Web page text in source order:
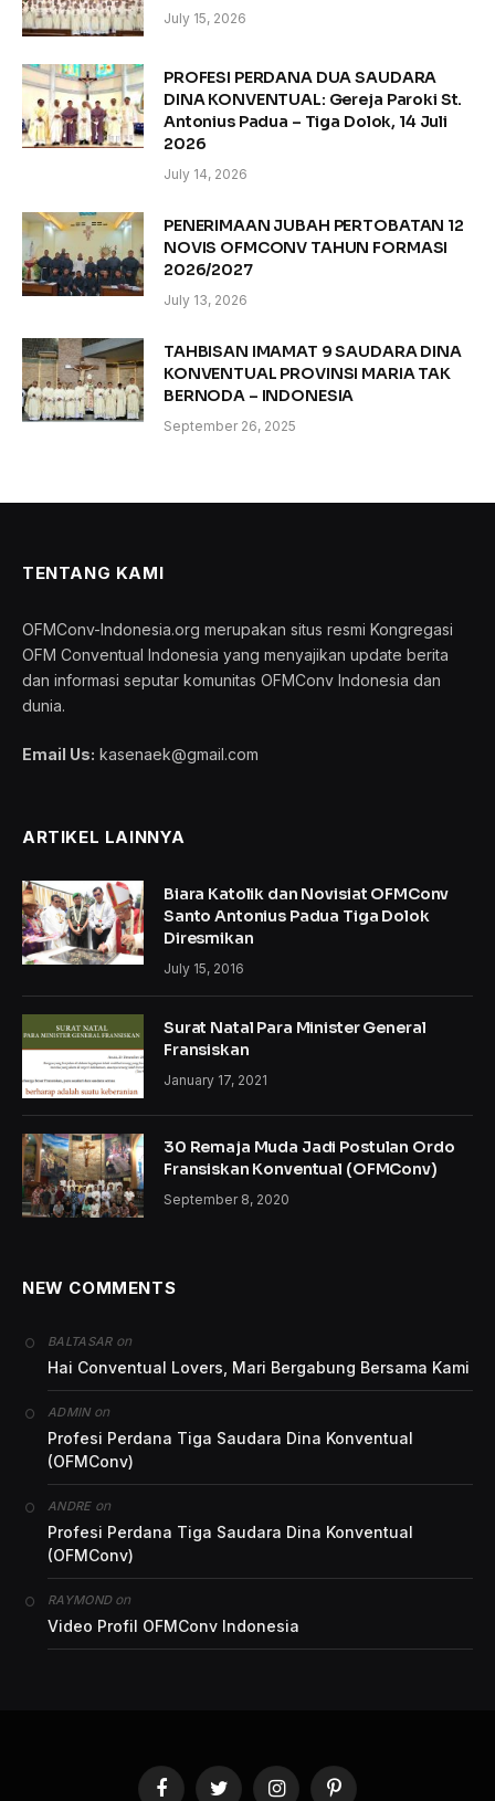
July 15, 2026
PROFESI PERDANA DUA SAUDARA
DINA KONVENTUAL: Gereja Paroki St.
Antonius Padua – Tiga Dolok, 14 Juli
2026
July 14, 2026
PENERIMAAN JUBAH PERTOBATAN 12
NOVIS OFMCONV TAHUN FORMASI
2026/2027
July 13, 2026
TAHBISAN IMAMAT 9 SAUDARA DINA
KONVENTUAL PROVINSI MARIA TAK
BERNODA – INDONESIA
September 26, 2025
TENTANG KAMI
OFMConv-Indonesia.org merupakan situs resmi Kongregasi
OFM Conventual Indonesia yang menyajikan update berita
dan informasi seputar komunitas OFMConv Indonesia dan
dunia.
Email Us: kasenaek@gmail.com
ARTIKEL LAINNYA
Biara Katolik dan Novisiat OFMConv
Santo Antonius Padua Tiga Dolok
Diresmikan
July 15, 2016
Surat Natal Para Minister General
Fransiskan
January 17, 2021
30 Remaja Muda Jadi Postulan Ordo
Fransiskan Konventual (OFMConv)
September 8, 2020
NEW COMMENTS
BALTASARon
Hai Conventual Lovers, Mari Bergabung Bersama Kami
ADMINon
Profesi Perdana Tiga Saudara Dina Konventual
(OFMConv)
ANDREon
Profesi Perdana Tiga Saudara Dina Konventual
(OFMConv)
RAYMONDon
Video Profil OFMConv Indonesia